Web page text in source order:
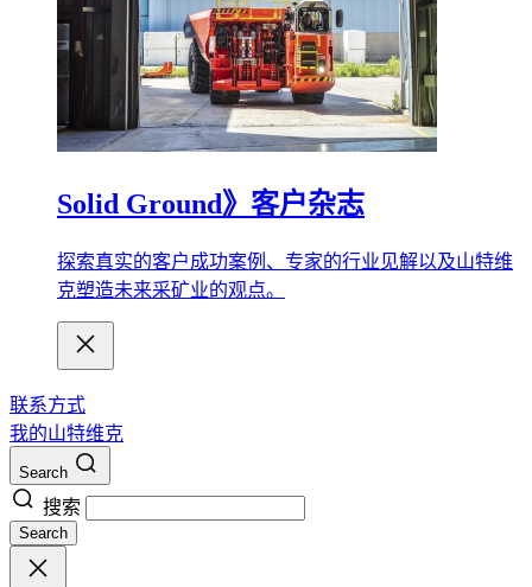
Solid Ground》客户杂志
探索真实的客户成功案例、专家的行业见解以及山特维
克塑造未来采矿业的观点。
联系方式
我的山特维克
Search
搜索
Search